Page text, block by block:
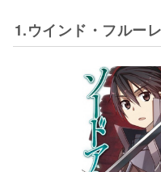
1.ウインド・フルーレ